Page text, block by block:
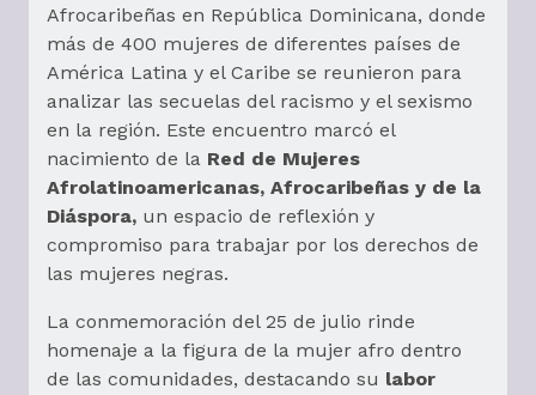
Afrocaribeñas en República Dominicana, donde
más de 400 mujeres de diferentes países de
América Latina y el Caribe se reunieron para
analizar las secuelas del racismo y el sexismo
en la región. Este encuentro marcó el
nacimiento de la Red de Mujeres
Afrolatinoamericanas, Afrocaribeñas y de la
Diáspora, un espacio de reflexión y
compromiso para trabajar por los derechos de
las mujeres negras.
La conmemoración del 25 de julio rinde
homenaje a la figura de la mujer afro dentro
de las comunidades, destacando su labor